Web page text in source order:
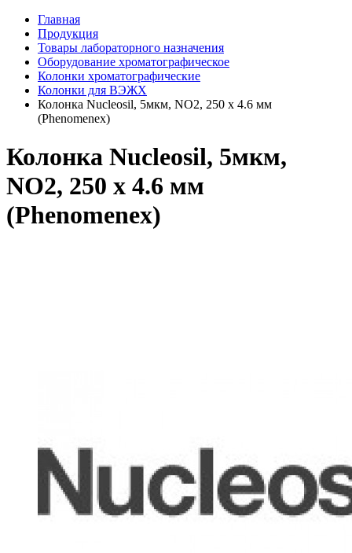
Главная
Продукция
Товары лабораторного назначения
Оборудование хроматографическое
Колонки хроматографические
Колонки для ВЭЖХ
Колонка Nucleosil, 5мкм, NO2, 250 x 4.6 мм
(Phenomenex)
Колонка Nucleosil, 5мкм,
NO2, 250 x 4.6 мм
(Phenomenex)